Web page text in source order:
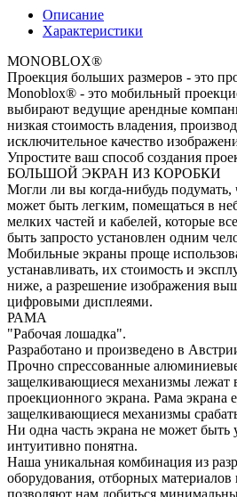
Описание
Характеристики
MONOBLOX®
Проекция больших размеров - это
Monoblox® - это мобильный
выбирают ведущие арендные
низкая стоимость владения,
исключительное качество
Упростите ваш способ создания
БОЛЬШОЙ ЭКРАН ИЗ КОРОБКИ
Могли ли вы когда-нибудь подумать,
может быть легким, помещаться в
мелких частей и кабелей, которые
быть запросто установлен одним
Мобильные экраны проще
устанавливать, их стоимость и
ниже, а разрешение изображения
цифровыми дисплеями.
РАМА
"Рабочая лошадка".
Разработано и произведено в
Прочно спрессованные
защелкивающиеся механизмы лежат
проекционного экрана. Рама экрана
защелкивающиеся механизмы
Ни одна часть экрана не может быть
интуитивно понятна.
Наша уникальная комбинация из
оборудования, отборных материалов
позволяют нам добиться